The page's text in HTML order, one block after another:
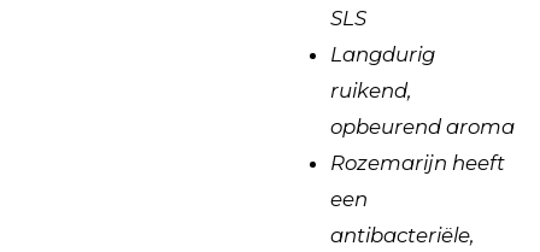
SLS
Langdurig
ruikend,
opbeurend aroma
Rozemarijn heeft
een
antibacteriële,